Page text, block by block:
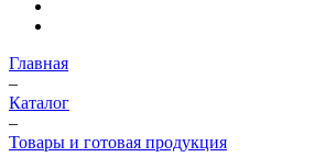
Главная
–
Каталог
–
Товары и готовая продукция